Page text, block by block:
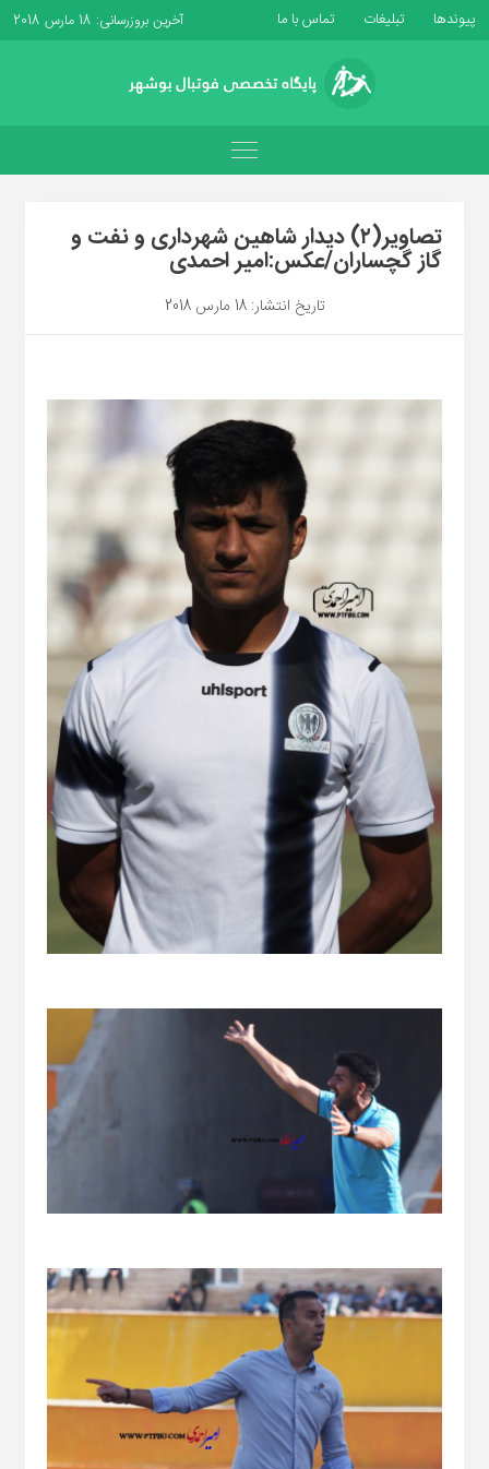
پیوندها تبلیغات تماس با ما آخرین بروزرسانی: 18 مارس 2018
تصاویر(۲) دیدار شاهین شهرداری و نفت و
گاز گچساران/عکس:امیر احمدی
تاریخ انتشار: 18 مارس 2018